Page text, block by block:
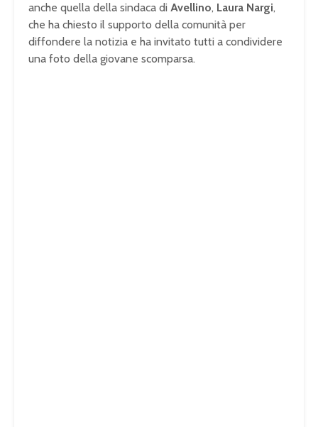
anche quella della sindaca di Avellino, Laura Nargi,
che ha chiesto il supporto della comunità per
diffondere la notizia e ha invitato tutti a condividere
una foto della giovane scomparsa.